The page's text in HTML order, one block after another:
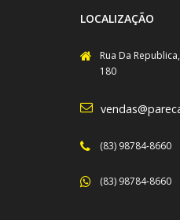
LOCALIZAÇÃO
Rua Da
180
(83) 98784-8660
(83) 98784-8660